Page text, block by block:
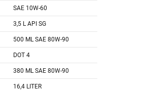
SAE 10W-60
3,5 L API SG
500 ML SAE 80W-90
DOT 4
380 ML SAE 80W-90
16,4 LITER